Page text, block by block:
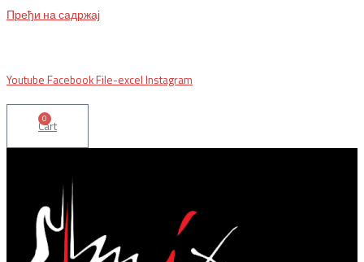
Пређи на садржај
Youtube Facebook File-excel Instagram
0
Cart